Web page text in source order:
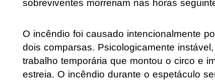
sobreviventes morreriam nas horas
O incêndio foi causado intencionalmente
dois comparsas. Psicologicamente
trabalho temporária que montou o circo e
estreia. O incêndio durante o espetáculo